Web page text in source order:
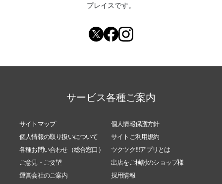
プレイスです。
サービス各種ご案内
サイトマップ
個人情報保護方針
個人情報の取り扱いについて
サイトご利用規約
各種お問い合わせ（総合窓口）
ツクツク!!!アプリとは
ご意見・ご要望
出店をご検討のショップ様
運営会社のご案内
採用情報